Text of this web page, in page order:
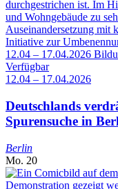
12.04 – 17.04.2026
Verfügbar
12.04 – 17.04.2026
Deutschlands
Spurensuche in
Berlin
Mo. 20